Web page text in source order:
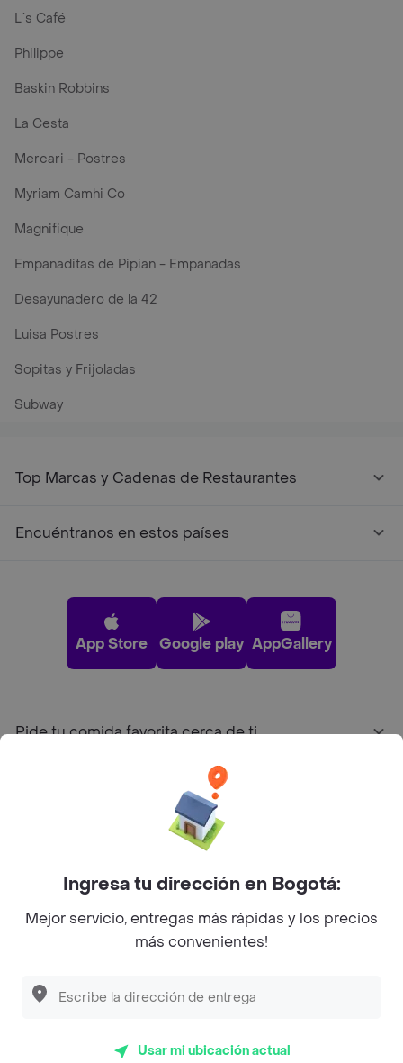
L´s Café
Philippe
Baskin Robbins
La Cesta
Mercari - Postres
Myriam Camhi Co
Magnifique
Empanaditas de Pipian - Empanadas
Desayunadero de la 42
Luisa Postres
Sopitas y Frijoladas
Subway
Top Marcas y Cadenas de Restaurantes
Encuéntranos en estos países
App Store Google play AppGallery
Pide tu comida favorita cerca de ti
Sobre Rappi
Facebook
Twitter
Instagram
©2026Rappi Inc. All rights reserved.
Ingresa tu dirección en Bogotá:
Mejor servicio, entregas más rápidas y los precios
más convenientes!
Usar mi ubicación actual